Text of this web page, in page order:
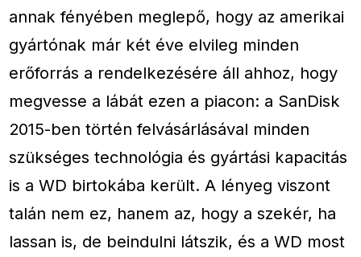
annak fényében meglepő, hogy az amerikai
gyártónak már két éve elvileg minden
erőforrás a rendelkezésére áll ahhoz, hogy
megvesse a lábát ezen a piacon: a SanDisk
2015-ben történ felvásárlásával minden
szükséges technológia és gyártási kapacitás
is a WD birtokába került. A lényeg viszont
talán nem ez, hanem az, hogy a szekér, ha
lassan is, de beindulni látszik, és a WD most